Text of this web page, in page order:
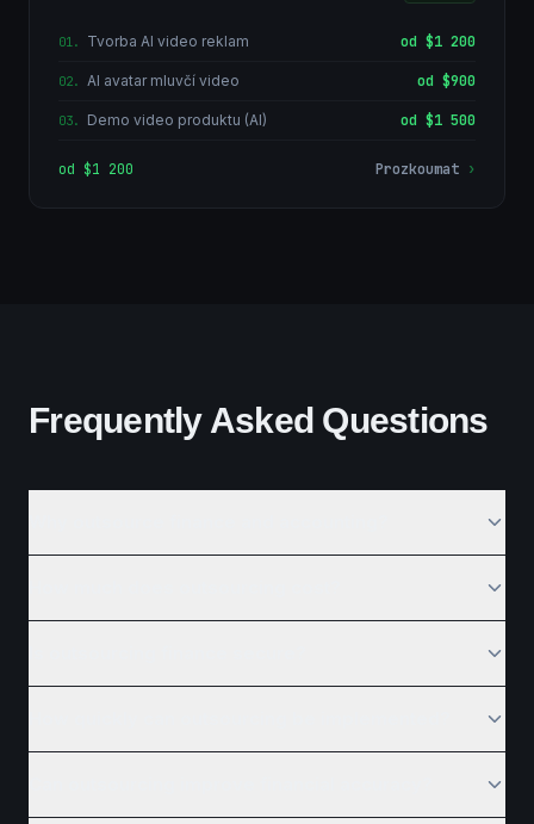
01. Tvorba AI video reklam od $1 200
02. AI avatar mluvčí video od $900
03. Demo video produktu (AI) od $1 500
od $1 200 Prozkoumat ›
Frequently Asked Questions